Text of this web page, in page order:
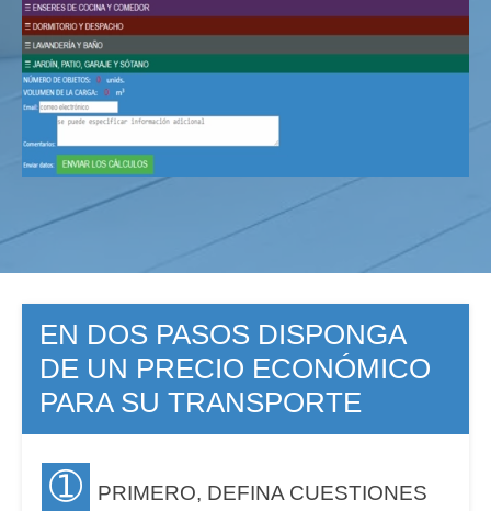
EN DOS PASOS DISPONGA
DE UN PRECIO ECONÓMICO
PARA SU TRANSPORTE
➀
PRIMERO, DEFINA CUESTIONES